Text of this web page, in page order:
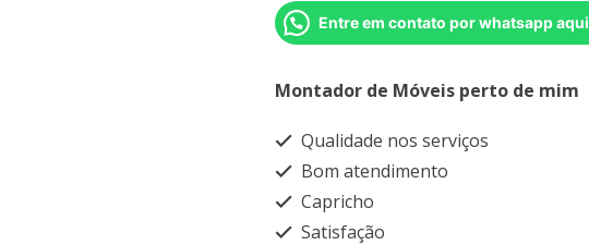
Entre em contato por whatsapp aqui
Montador de Móveis perto de mim
Qualidade nos serviços
Bom atendimento
Capricho
Satisfação